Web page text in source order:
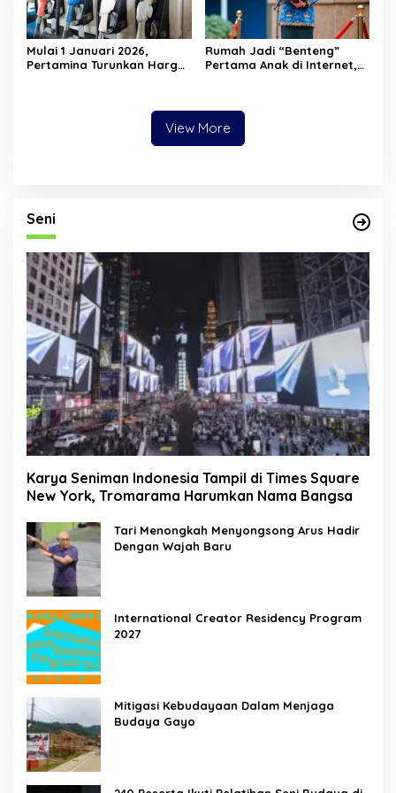
Mulai 1 Januari 2026,
Pertamina Turunkan Harga
Rumah Jadi “Benteng”
Pertama Anak di Internet,
View More
Seni
Karya Seniman Indonesia Tampil di Times Square
New York, Tromarama Harumkan Nama Bangsa
Tari Menongkah Menyongsong Arus Hadir
Dengan Wajah Baru
International Creator Residency Program
2027
Mitigasi Kebudayaan Dalam Menjaga
Budaya Gayo